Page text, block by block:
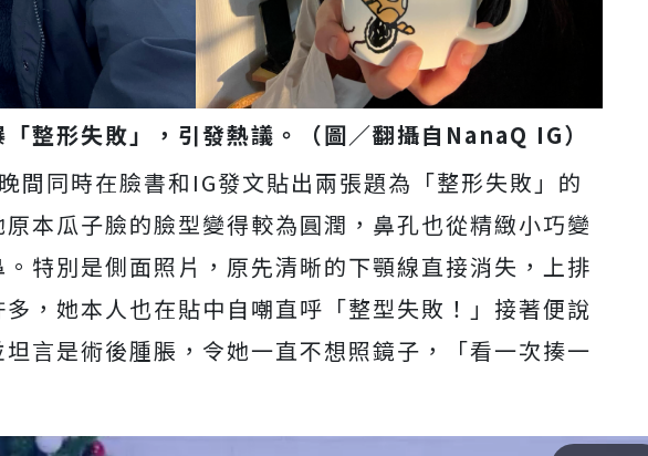
整形失敗」，引發熱議。（圖／翻攝自NanaQ IG）
間同時在臉書和IG發文貼出兩張題為「整形失敗」的
本瓜子臉的臉型變得較為圓潤，鼻孔也從精緻小巧變
特別是側面照片，原先清晰的下顎線直接消失，上排
，她本人也在貼中自嘲直呼「整型失敗！」接著便說
言是術後腫脹，令她一直不想照鏡子，「看一次揍一